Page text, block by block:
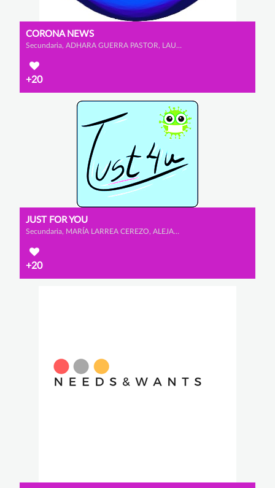
CORONA NEWS
Secundaria, ADHARA GUERRA PASTOR, LAURA SÁNCHEZ CAPILLA y LAURA FORNOVI GÓMEZ
+20
JUST FOR YOU
Secundaria, MARÍA LARREA CEREZO, ALEJANDRO ESCRIBANO GONZÁLEZ y ELDA MARTÍNEZ GONZÁLEZ
+20